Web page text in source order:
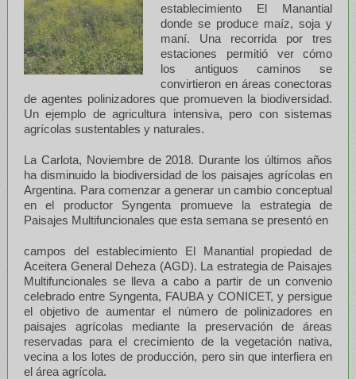
establecimiento El Manantial
donde se produce maíz, soja y
maní. Una recorrida por tres
estaciones permitió ver cómo
los antiguos caminos se
convirtieron en áreas conectoras
de agentes polinizadores que promueven la biodiversidad.
Un ejemplo de agricultura intensiva, pero con sistemas
agrícolas sustentables y naturales.
La Carlota, Noviembre de 2018. Durante los últimos años
ha disminuido la biodiversidad de los paisajes agrícolas en
Argentina. Para comenzar a generar un cambio conceptual
en el productor Syngenta promueve la estrategia de
Paisajes Multifuncionales que esta semana se presentó en
campos del establecimiento El Manantial propiedad de
Aceitera General Deheza (AGD). La estrategia de Paisajes
Multifuncionales se lleva a cabo a partir de un convenio
celebrado entre Syngenta, FAUBA y CONICET, y persigue
el objetivo de aumentar el número de polinizadores en
paisajes agrícolas mediante la preservación de áreas
reservadas para el crecimiento de la vegetación nativa,
vecina a los lotes de producción, pero sin que interfiera en
el área agrícola.